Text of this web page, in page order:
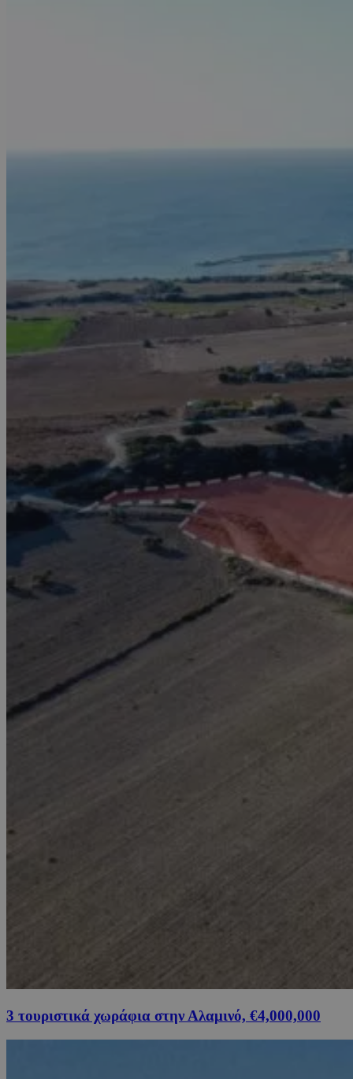
3 τουριστικά χωράφια στην Αλαμινό, €4,000,000